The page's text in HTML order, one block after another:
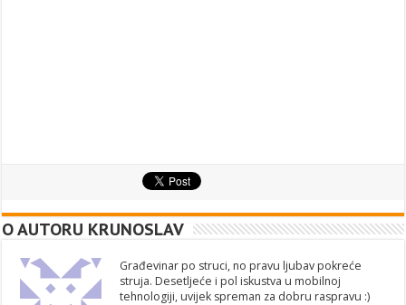
O AUTORU KRUNOSLAV
Građevinar po struci, no pravu ljubav pokreće
struja. Desetljeće i pol iskustva u mobilnoj
tehnologiji, uvijek spreman za dobru raspravu :)